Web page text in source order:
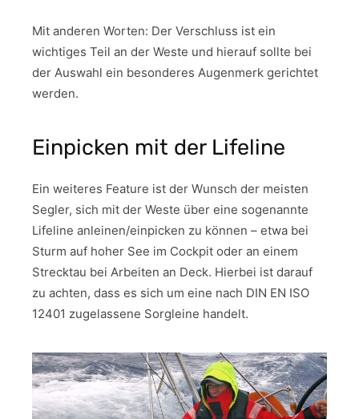
Mit anderen Worten: Der Verschluss ist ein
wichtiges Teil an der Weste und hierauf sollte bei
der Auswahl ein besonderes Augenmerk gerichtet
werden.
Einpicken mit der Lifeline
Ein weiteres Feature ist der Wunsch der meisten
Segler, sich mit der Weste über eine sogenannte
Lifeline anleinen/einpicken zu können – etwa bei
Sturm auf hoher See im Cockpit oder an einem
Strecktau bei Arbeiten an Deck. Hierbei ist darauf
zu achten, dass es sich um eine nach DIN EN ISO
12401 zugelassene Sorgleine handelt.